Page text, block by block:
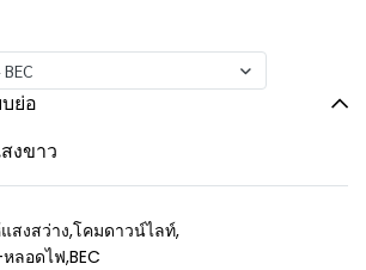
ย่อ
งขาว
สงสว่าง,โคมดาวน์ไลท์,
ลอดไฟ,BEC